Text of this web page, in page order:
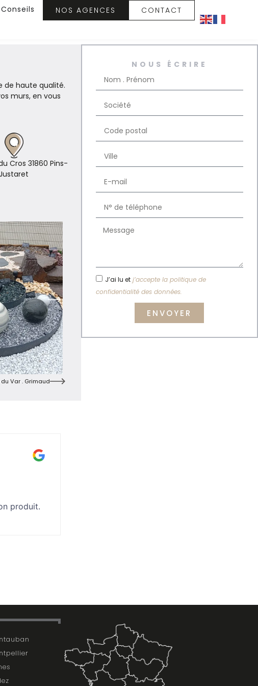
Conseils NOS AGENCES CONTACT
de haute qualité.
murs, en vous
Cros 31860 Pins-
Var . Grimaud
produit.
NOUS ÉCRIRE
J’ai lu etj’accepte la politique de
confidentialité des données.
ENVOYER